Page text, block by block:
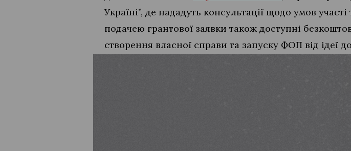
Україні”, де нададуть консультації щодо умов
подачею грантової заявки також доступні
створення власної справи та запуску ФОП від ідеї
Заявки на гранти можна буде подати через портал
Матеріал містить інформацію, що зʼявилася вчора,
ініціативи та повідомляти про всі нові деталі,